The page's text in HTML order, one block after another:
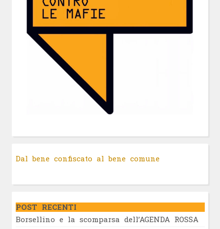
Dal bene confiscato al bene comune
POST RECENTI
Borsellino e la scomparsa dell’AGENDA ROSSA